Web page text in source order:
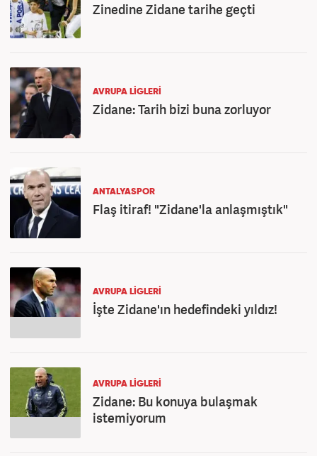
Zinedine Zidane tarihe geçti
AVRUPA LİGLERİ
Zidane: Tarih bizi buna zorluyor
ANTALYASPOR
Flaş itiraf! "Zidane'la anlaşmıştık"
AVRUPA LİGLERİ
İşte Zidane'ın hedefindeki yıldız!
AVRUPA LİGLERİ
Zidane: Bu konuya bulaşmak
istemiyorum